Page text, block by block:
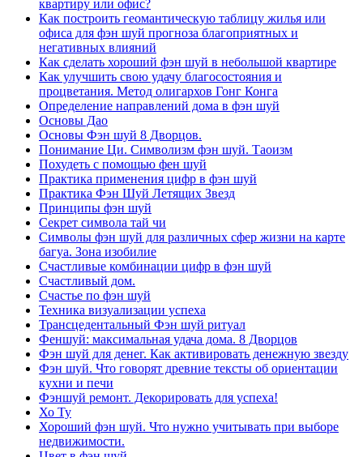
квартиру или офис?
Как построить геомантическую таблицу жилья или
офиса для фэн шуй прогноза благоприятных и
негативных влияний
Как сделать хороший фэн шуй в небольшой квартире
Как улучшить свою удачу благосостояния и
процветания. Метод олигархов Гонг Конга
Определение направлений дома в фэн шуй
Основы Дао
Основы Фэн шуй 8 Дворцов.
Понимание Ци. Символизм фэн шуй. Таоизм
Похудеть с помощью фен шуй
Практика применения цифр в фэн шуй
Практика Фэн Шуй Летящих Звезд
Принципы фэн шуй
Секрет символа тай чи
Символы фэн шуй для различных сфер жизни на карте
багуа. Зона изобилие
Счастливые комбинации цифр в фэн шуй
Счастливый дом.
Счастье по фэн шуй
Техника визуализации успеха
Трансцедентальный Фэн шуй ритуал
Феншуй: максимальная удача дома. 8 Дворцов
Фэн шуй для денег. Как активировать денежную звезду
Фэн шуй. Что говорят древние тексты об ориентации
кухни и печи
Фэншуй ремонт. Декорировать для успеха!
Хо Ту
Хороший фэн шуй. Что нужно учитывать при выборе
недвижимости.